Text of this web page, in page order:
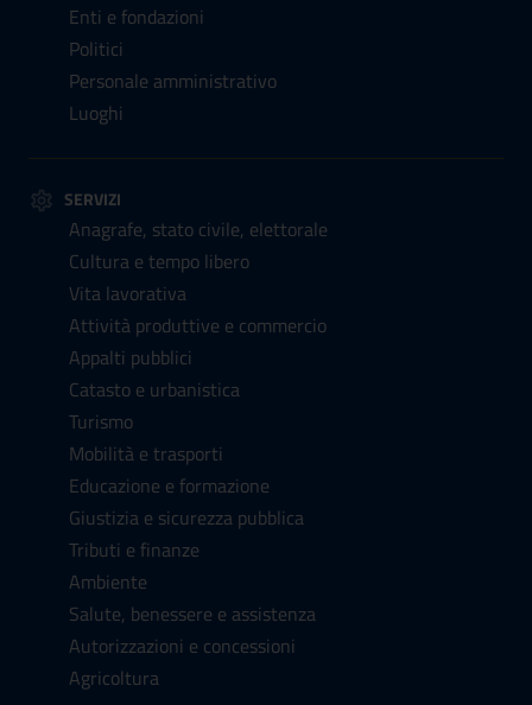
Enti e fondazioni
Politici
Personale amministrativo
Luoghi
SERVIZI
Anagrafe, stato civile, elettorale
Cultura e tempo libero
Vita lavorativa
Attività produttive e commercio
Appalti pubblici
Catasto e urbanistica
Turismo
Mobilità e trasporti
Educazione e formazione
Giustizia e sicurezza pubblica
Tributi e finanze
Ambiente
Salute, benessere e assistenza
Autorizzazioni e concessioni
Agricoltura